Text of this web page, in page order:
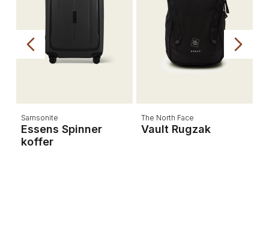
Samsonite
Essens Spinner
koffer
The North Face
Vault Rugzak